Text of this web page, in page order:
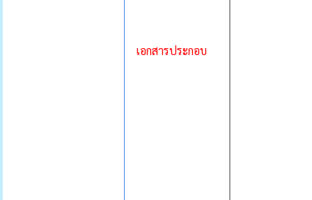
เอกสารประกอบ